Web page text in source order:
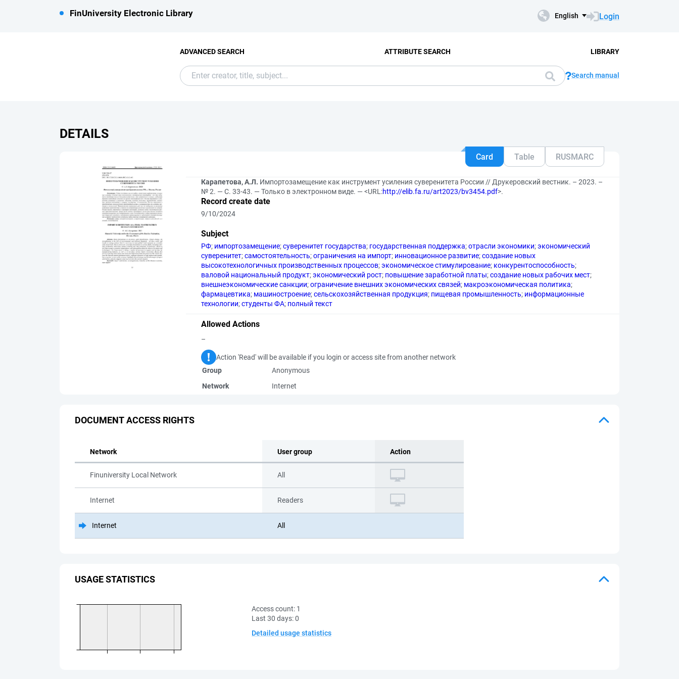
FinUniversity Electronic Library English Login
ADVANCED SEARCH ATTRIBUTE SEARCH LIBRARY
Search manual
DETAILS
Card Table RUSMARC
Карапетова, А.Л. Импортозамещение как инструмент усиления суверенитета России // Друкеровский вестник. – 2023. –
№ 2. — С. 33-43. — Только в электронном виде. — <URL:http://elib.fa.ru/art2023/bv3454.pdf>.
Record create date
9/10/2024
Subject
РФ; импортозамещение;суверенитет государства; государственная поддержка;отрасли экономики;экономический
суверенитет;самостоятельность;ограничения на импорт; инновационное развитие;создание новых
высокотехнологичных производственных процессов;экономическое стимулирование; конкурентоспособность;
валовой национальный продукт;экономический рост; повышение заработной платы;создание новых рабочих мест;
внешнеэкономические санкции;ограничение внешних экономических связей; макроэкономическая политика;
фармацевтика; машиностроение;сельскохозяйственная продукция; пищевая промышленность; информационные
технологии;студенты ФА; полный текст
Allowed Actions
–
Action 'Read' will be available if you login or access site from another network
Group
Anonymous
Network
Internet
DOCUMENT ACCESS RIGHTS
Network User group Action
Finuniversity Local Network All
Internet Readers
Internet All
USAGE STATISTICS
Access count: 1
Last 30 days:0
Detailed usage statistics